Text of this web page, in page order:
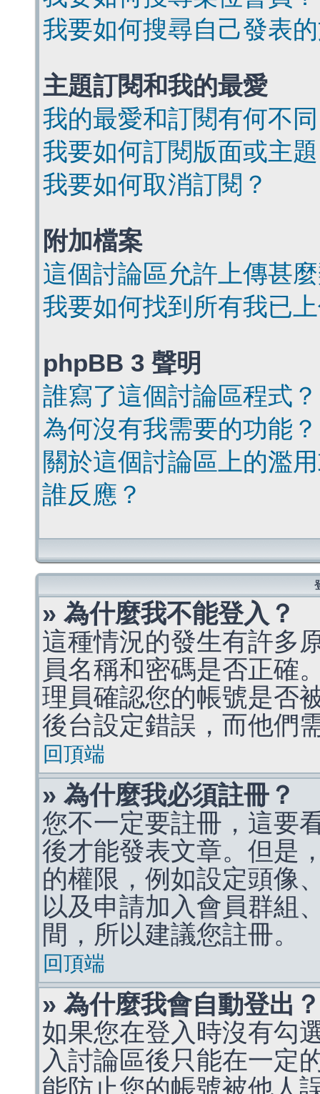
我要如何搜尋自己發表
主題訂閱和我的最愛
我的最愛和訂閱有何不
我要如何訂閱版面或主
我要如何取消訂閱？
附加檔案
這個討論區允許上傳甚
我要如何找到所有我已
phpBB 3 聲明
誰寫了這個討論區程式？
為何沒有我需要的功能？
關於這個討論區上的濫
誰反應？
» 為什麼我不能登入？
這種情況的發生有許多
員名稱和密碼是否正確
理員確認您的帳號是否
後台設定錯誤，而他們
回頂端
» 為什麼我必須註冊？
您不一定要註冊，這要
後才能發表文章。但是
的權限，例如設定頭像
以及申請加入會員群組
間，所以建議您註冊。
回頂端
» 為什麼我會自動登出？
如果您在登入時沒有勾
入討論區後只能在一定
能防止您的帳號被他人